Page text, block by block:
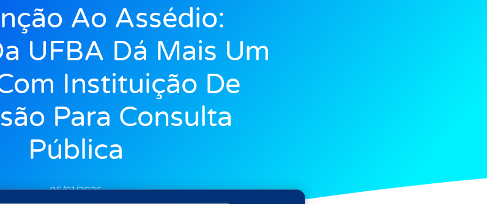
Ao Assédio:
UFBA Dá Mais Um
Instituição De
Para Consulta
Pública
05/01/2026